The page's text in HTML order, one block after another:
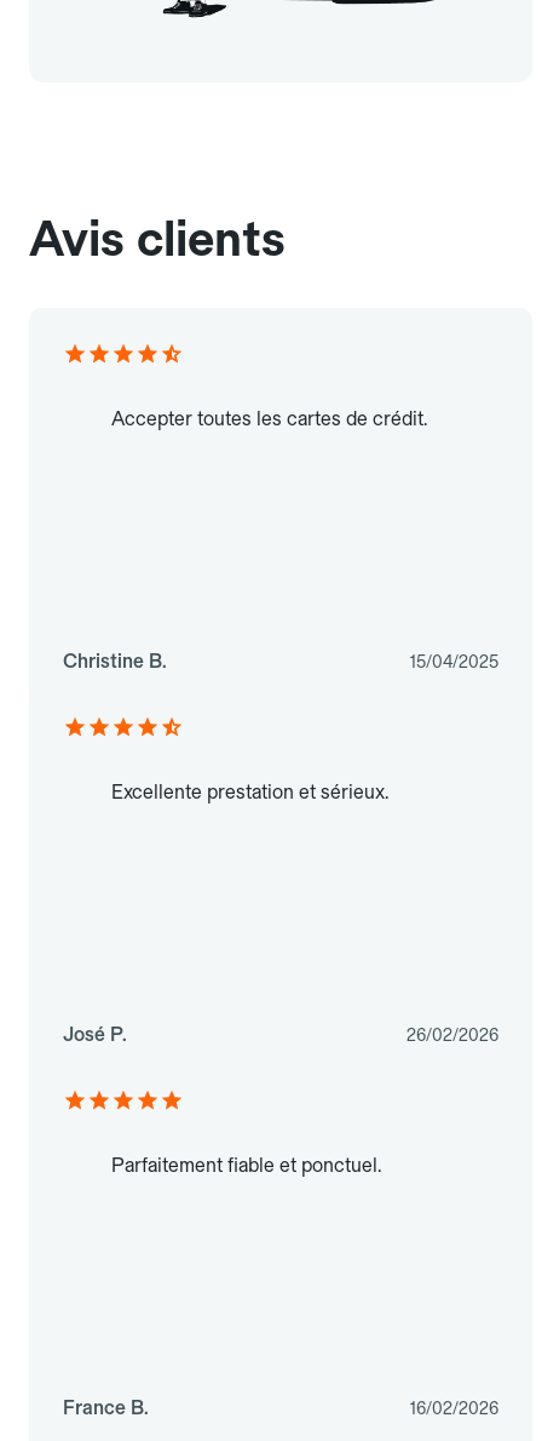
Avis clients
Accepter toutes les cartes de crédit.
Christine B. 15/04/2025
Excellente prestation et sérieux.
José P. 26/02/2026
Parfaitement fiable et ponctuel.
France B. 16/02/2026